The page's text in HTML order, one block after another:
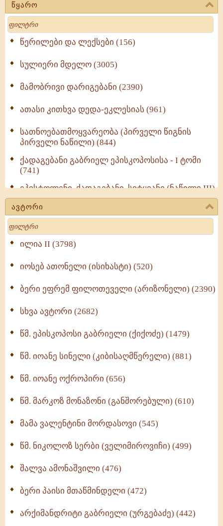
წყარო
Search
წერილები და ლექსები (156)
სულიერი მდელო (3005)
მამობრივი დარიგებანი (2390)
ათასი კითხვა დედა-ეკლესიას (961)
სათნოებათმოყვარეობა (პირველი წიგნის
პირველი ნაწილი) (844)
ქადაგებანი გაბრიელ ეპისკოპოსისა - I ტომი
(741)
ეპისტოლენი, ქადაგებანი, სიტყვანი (ნაწილი III)
(723)
მოძღვრის ძალზე სასარგებლო რჩევები
მრევლისათვის (545)
Wisdomge (514)
ქადაგებანი გაბრიელ ეპისკოპოსისა - II ტომი
სულიერი ცხოვრების სახელმძღვანელო -
ნაწილი II (369)
ავტორი
Search
ილია II (3798)
იოსებ ათონელი (ისიხასტი) (520)
ბერი ეფრემ ფილოთეველი (არიზონელი) (2390)
სხვა ავტორი (2682)
წმ. ეპისკოპოსი გაბრიელი (ქიქოძე) (1479)
წმ. იოანე სინელი (კიბისაღმწერელი) (881)
წმ. იოანე ოქროპირი (656)
წმ. მარკოზ მონაზონი (განშორებული) (610)
მამა ვალენტინი მორდასოვი (545)
წმ. ნიკოლოზ სერბი (ველიმიროვიჩი) (499)
შალვა ამონაშვილი (476)
ბერი პაისი მთაწმინდელი (472)
არქიმანდრიტი გაბრიელი (ურგებაძე) (442)